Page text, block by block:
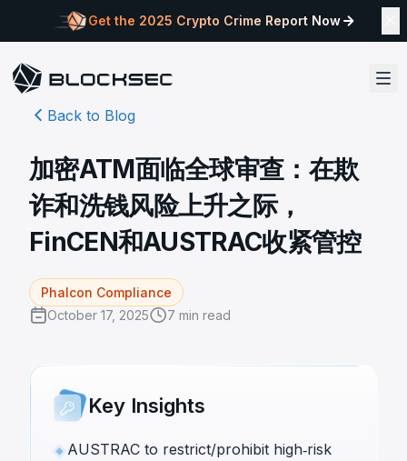
Get the 2025 Crypto Crime Report Now
Back to Blog
加密ATM面临全球审查：在欺
诈和洗钱风险上升之际，
FinCEN和AUSTRAC收紧管控
Phalcon Compliance
October 17, 2025
7 min read
Key Insights
AUSTRAC to restrict/prohibit high‑risk